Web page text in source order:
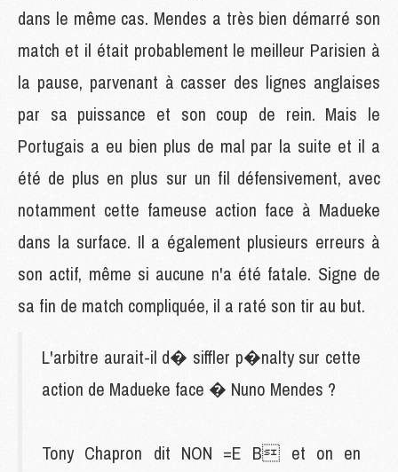
dans le même cas. Mendes a très bien démarré son
match et il était probablement le meilleur Parisien à
la pause, parvenant à casser des lignes anglaises
par sa puissance et son coup de rein. Mais le
Portugais a eu bien plus de mal par la suite et il a
été de plus en plus sur un fil défensivement, avec
notamment cette fameuse action face à Madueke
dans la surface. Il a également plusieurs erreurs à
son actif, même si aucune n'a été fatale. Signe de
sa fin de match compliquée, il a raté son tir au but.
L'arbitre aurait-il d� siffler p�nalty sur cette
action de Madueke face � Nuno Mendes ?
Tony Chapron dit NON =E B et on en